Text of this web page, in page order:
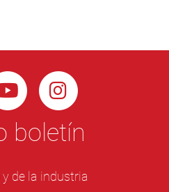
boletín
de la industria